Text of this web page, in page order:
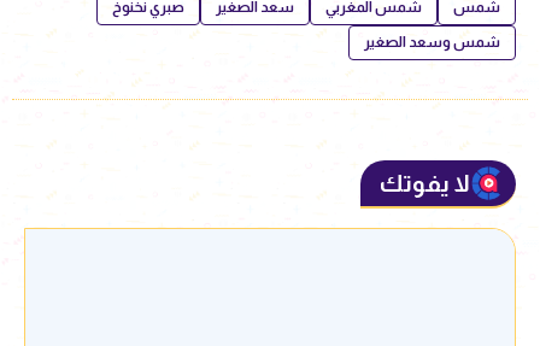
شمس شمس المغربي سعد الصغير صبري نخنوخ
شمس وسعد الصغير
لا يفوتك